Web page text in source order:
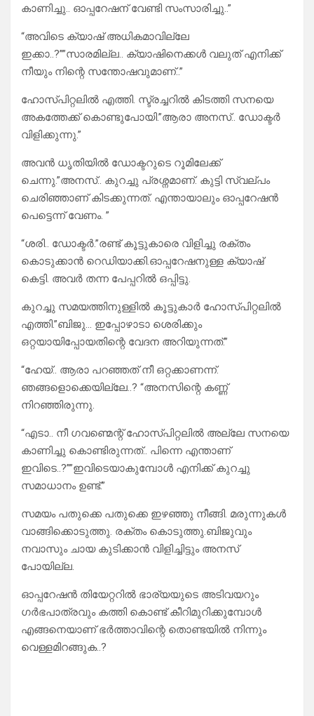
കാണിച്ചു.. ഓപ്പറേഷന് വേണ്ടി സംസാരിച്ചു..”
“അവിടെ ക്യാഷ് അധികമാവില്ലേ
ഇക്കാ..?””സാരമില്ല.. ക്യാഷിനെക്കൾ വലുത് എനിക്ക്
നീയും നിന്റെ സന്തോഷവുമാണ്..”
ഹോസ്പിറ്റലിൽ എത്തി. സ്ട്രച്ചറിൽ കിടത്തി സനയെ
അകത്തേക്ക് കൊണ്ടുപോയി.”ആരാ അനസ്.. ഡോക്ടർ
വിളിക്കുന്നു.”
അവൻ ധൃതിയിൽ ഡോക്ടറുടെ റൂമിലേക്ക്
ചെന്നു.”അനസ്.. കുറച്ചു പ്രശ്നമാണ്. കുട്ടി സ്വല്പം
ചെരിഞ്ഞാണ് കിടക്കുന്നത്. എന്തായാലും ഓപ്പറേഷൻ
പെട്ടെന്ന് വേണം. ”
“ശരി.. ഡോക്ടർ.”രണ്ട് കൂട്ടുകാരെ വിളിച്ചു രക്തം
കൊടുക്കാൻ റെഡിയാക്കി.ഓപ്പറേഷനുള്ള ക്യാഷ്
കെട്ടി. അവർ തന്ന പേപ്പറിൽ ഒപ്പിട്ടു.
കുറച്ചു സമയത്തിനുള്ളിൽ കൂട്ടുകാർ ഹോസ്പിറ്റലിൽ
എത്തി.”ബിജു… ഇപ്പോഴാടാ ശെരിക്കും
ഒറ്റയായിപ്പോയതിന്റെ വേദന അറിയുന്നത്.”
“ഹേയ്.. ആരാ പറഞ്ഞത് നീ ഒറ്റക്കാണന്ന്.
ഞങ്ങളൊക്കെയില്ലേ..? “അനസിന്റെ കണ്ണ്
നിറഞ്ഞിരുന്നു.
“എടാ.. നീ ഗവണ്മെന്റ് ഹോസ്പിറ്റലിൽ അല്ലേ സനയെ
കാണിച്ചു കൊണ്ടിരുന്നത്.. പിന്നെ എന്താണ്
ഇവിടെ..?””ഇവിടെയാകുമ്പോൾ എനിക്ക് കുറച്ചു
സമാധാനം ഉണ്ട്.”
സമയം പതുക്കെ പതുക്കെ ഇഴഞ്ഞു നീങ്ങി. മരുന്നുകൾ
വാങ്ങിക്കൊടുത്തു. രക്തം കൊടുത്തു.ബിജുവും
നവാസും ചായ കുടിക്കാൻ വിളിച്ചിട്ടും അനസ്
പോയില്ല.
ഓപ്പറേഷൻ തിയേറ്ററിൽ ഭാര്യയുടെ അടിവയറും
ഗർഭപാത്രവും കത്തി കൊണ്ട് കീറിമുറിക്കുമ്പോൾ
എങ്ങനെയാണ് ഭർത്താവിന്റെ തൊണ്ടയിൽ നിന്നും
വെള്ളമിറങ്ങുക..?